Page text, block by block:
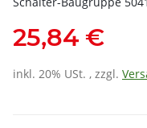
25,84 €
inkl. 20% USt. , zzgl.